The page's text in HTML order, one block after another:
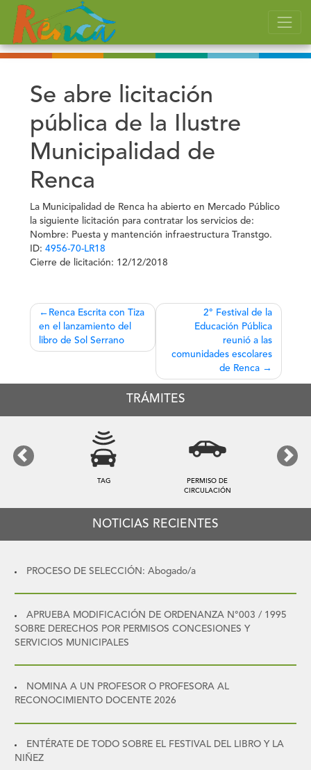
Se abre licitación
pública de la Ilustre
Municipalidad de
Renca
La Municipalidad de Renca ha abierto en Mercado Público
la siguiente licitación para contratar los servicios de:
Nombre: Puesta y mantención infraestructura Transtgo.
ID: 4956-70-LR18
Cierre de licitación: 12/12/2018
Navegación
de
Renca Escrita con Tiza
en el lanzamiento del
libro de Sol Serrano
2° Festival de la
Educación Pública
reunió a las
comunidades escolares
de Renca
TRÁMITES
TAG
PERMISO DE
CIRCULACIÓN
Previous Next
NOTICIAS RECIENTES
PROCESO DE SELECCIÓN: Abogado/a
APRUEBA MODIFICACIÓN DE ORDENANZA N°003 / 1995
SOBRE DERECHOS POR PERMISOS CONCESIONES Y
SERVICIOS MUNICIPALES
NOMINA A UN PROFESOR O PROFESORA AL
RECONOCIMIENTO DOCENTE 2026
ENTÉRATE DE TODO SOBRE EL FESTIVAL DEL LIBRO Y LA
NIÑEZ